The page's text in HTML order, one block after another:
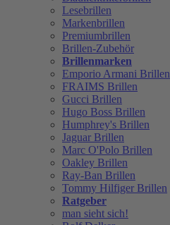
Lesebrillen
Markenbrillen
Premiumbrillen
Brillen-Zubehör
Brillenmarken
Emporio Armani Brillen
FRAIMS Brillen
Gucci Brillen
Hugo Boss Brillen
Humphrey's Brillen
Jaguar Brillen
Marc O'Polo Brillen
Oakley Brillen
Ray-Ban Brillen
Tommy Hilfiger Brillen
Ratgeber
man sieht sich!